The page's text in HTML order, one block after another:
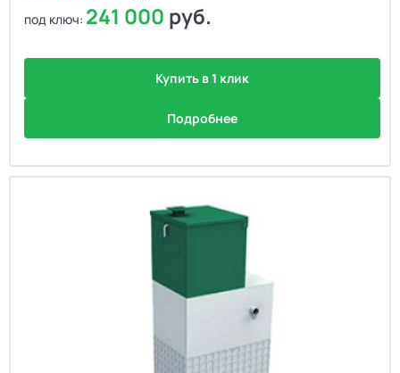
под ключ: 241 000 руб.
Купить в 1 клик
Подробнее